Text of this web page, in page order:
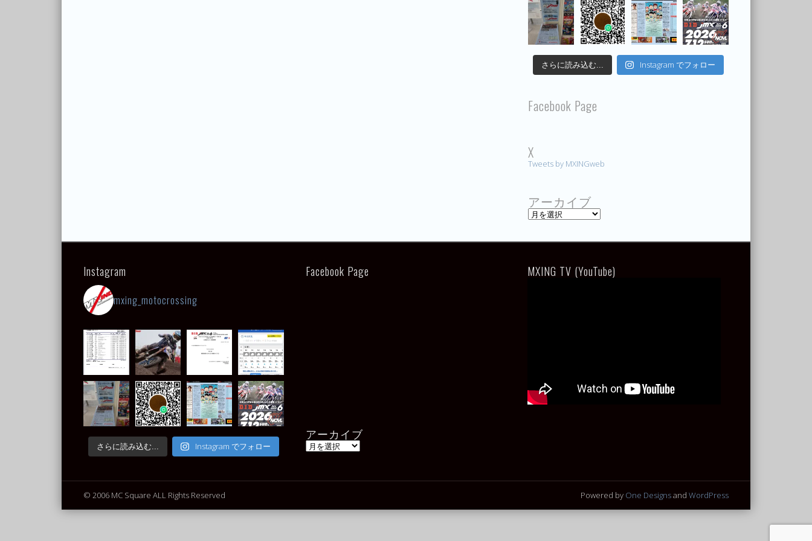
さらに読み込む... Instagram でフォロー
Facebook Page
X
Tweets by MXINGweb
アーカイブ
ア
ー
イ
Instagram
mxing_motocrossing
さらに読み込む... Instagram でフォロー
Facebook Page MXING TV (YouTube)
アーカイブ
ア
ー
ブ
© 2006 MC Square ALL Rights Reserved
Powered by One Designsand WordPress